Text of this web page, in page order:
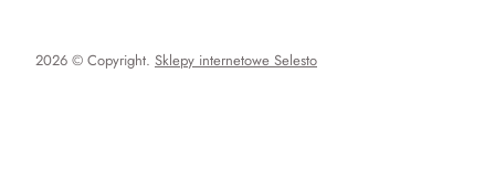
2026 © Copyright. Sklepy internetowe Selesto